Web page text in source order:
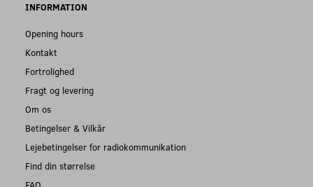
INFORMATION
Opening hours
Kontakt
Fortrolighed
Fragt og levering
Om os
Betingelser & Vilkår
Lejebetingelser for radiokommunikation
Find din størrelse
FAQ